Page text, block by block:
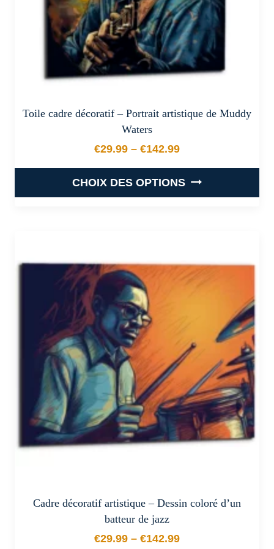
page
du
produit
Toile cadre décoratif – Portrait artistique de Muddy
Waters
€29.99 – €142.99
Plage de prix : €29.99 à
CHOIX DES OPTIONS
Les
options
peuvent
être
sur
la
page
du
produit
Cadre décoratif artistique – Dessin coloré d’un
batteur de jazz
€29.99 – €142.99
Plage de prix : €29.99 à